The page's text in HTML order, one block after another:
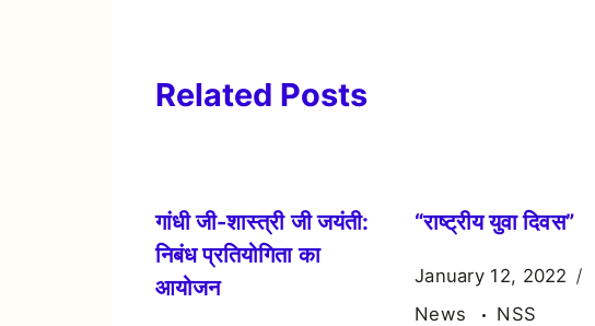
Related Posts
गांधी जी-शास्त्री जी जयंती:
निबंध प्रतियोगिता का
आयोजन
“राष्ट्रीय युवा दिवस”
January 12, 2022
News
NSS